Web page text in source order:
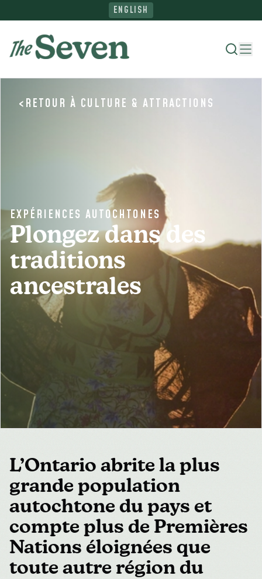
ENGLISH
Où séjourner
Parcourez le Nord
Planifiez votre voyage
POUR LES ENTREPRISES
TOURISTIQUES
<RETOUR À CULTURE & ATTRACTIONS
EXPÉRIENCES AUTOCHTONES
Plongez dans des
traditions
ancestrales
L’Ontario abrite la plus
grande population
autochtone du pays et
compte plus de Premières
Nations éloignées que
toute autre région du